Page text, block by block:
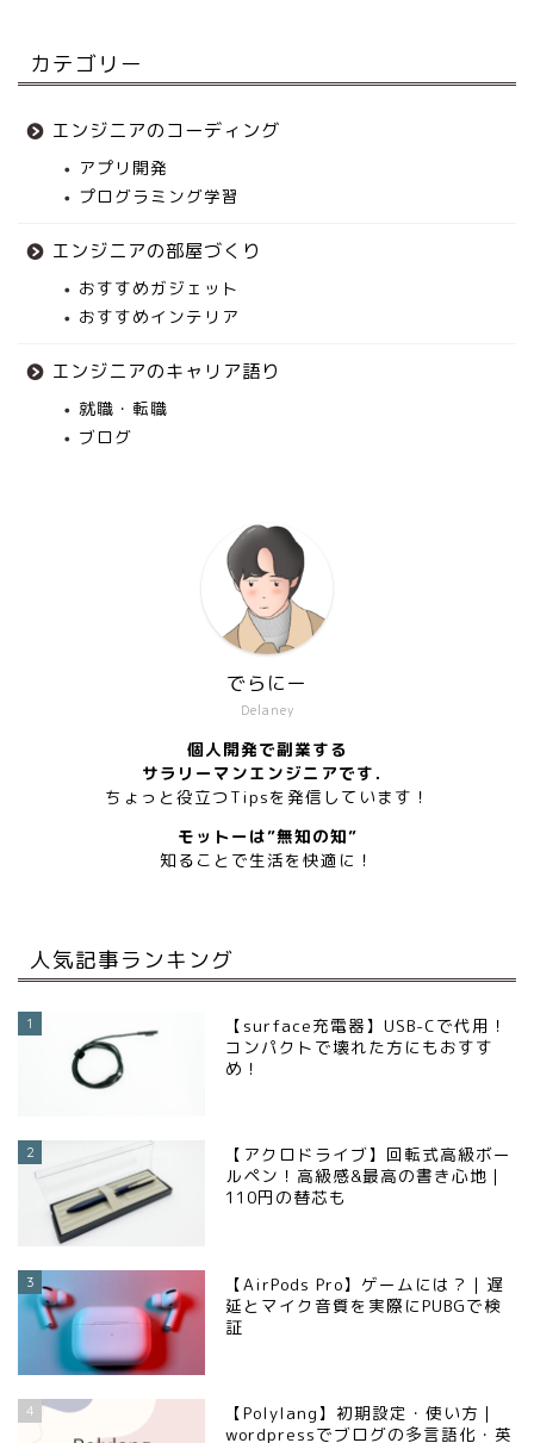
カテゴリー
エンジニアのコーディング
アプリ開発
プログラミング学習
エンジニアの部屋づくり
おすすめガジェット
おすすめインテリア
エンジニアのキャリア語り
就職・転職
ブログ
Delaney
でらにー
個人開発で副業する
サラリーマンエンジニアです．
ちょっと役立つTipsを発信しています！
モットーは”無知の知”
知ることで生活を快適に！
人気記事ランキング
1
【surface充電器】USB-Cで代用！
コンパクトで壊れた方にもおすす
め！
2
【アクロドライブ】回転式高級ボー
ルペン！高級感&最高の書き心地｜
110円の替芯も
3
【AirPods Pro】ゲームには？｜遅
延とマイク音質を実際にPUBGで検
証
4
【Polylang】初期設定・使い方｜
wordpressでブログの多言語化・英